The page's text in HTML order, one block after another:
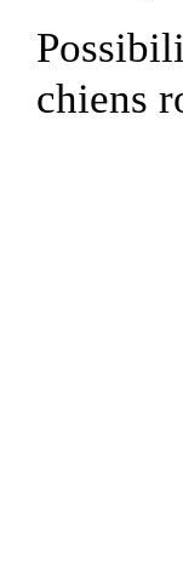
chiens